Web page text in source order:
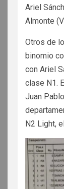
Ariel
Almonte
Otros de
binomio
con Ariel
clase N1.
Juan
N2 Light,